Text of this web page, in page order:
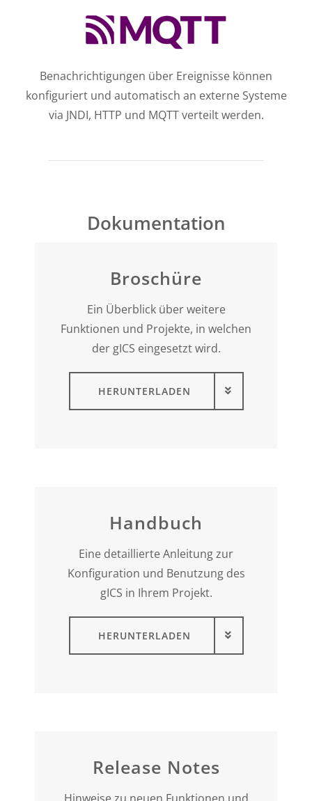
Benachrichtigungen über Ereignisse können
konfiguriert und auto­matisch an externe Systeme
via JNDI, HTTP und MQTT verteilt werden.
Dokumentation
Broschüre
Ein Überblick über weitere
Funktionen und Projekte, in welchen
der gICS eingesetzt wird.
HERUNTERLADEN
Handbuch
Eine detaillierte Anleitung zur
Konfiguration und Benutzung des
gICS in Ihrem Projekt.
HERUNTERLADEN
Release Notes